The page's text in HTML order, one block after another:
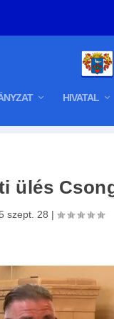
HIVATAL
ülés
szept. 28 |